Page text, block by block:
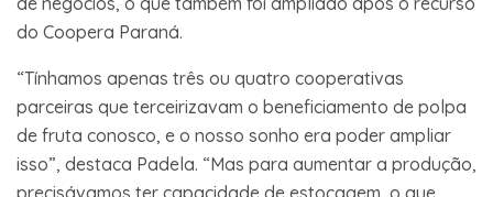
do Coopera Paraná.
“Tínhamos apenas três ou quatro cooperativas
parceiras que terceirizavam o beneficiamento de polpa
de fruta conosco, e o nosso sonho era poder ampliar
isso”, destaca Padela. “Mas para aumentar a produção,
precisávamos ter capacidade de estocagem, o que